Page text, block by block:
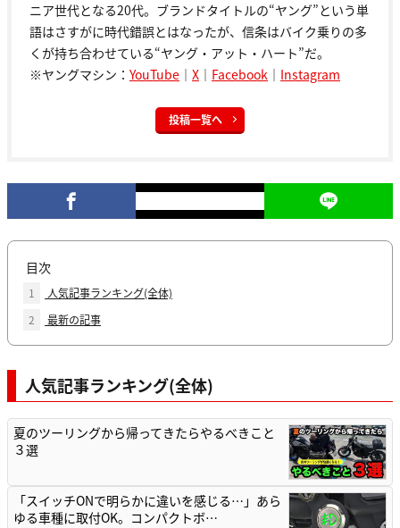
ニア世代となる20代。ブランドタイトルの“ヤング”という単
語はさすがに時代錯誤とはなったが、信条はバイク乗りの多
くが持ち合わせている“ヤング・アット・ハート”だ。
※ヤングマシン： YouTube ｜ X ｜ Facebook ｜ Instagram
投稿一覧へ
目次
1
人気記事ランキング(全体)
2
最新の記事
人気記事ランキング(全体)
夏のツーリングから帰ってきたらやるべきこと
３選
「スイッチONで明らかに違いを感じる…」あら
ゆる車種に取付OK。コンパクトボ…